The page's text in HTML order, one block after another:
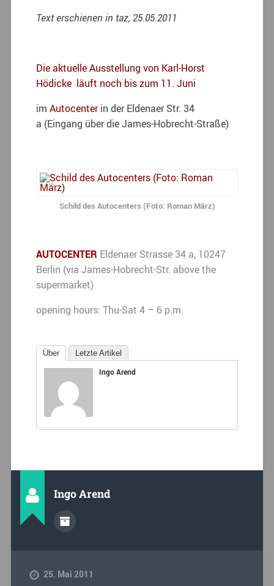
Text erschienen in taz, 25.05.2011
Die aktuelle Ausstellung von Karl-Horst
Hödicke läuft noch bis zum 11. Juni
imAutocenterin der Eldenaer Str. 34
a (Eingang über die James-Hobrecht-Straße)
Schild des Autocenters (Foto: Roman März)
AUTOCENTER Eldenaer Strasse 34 a, 10247
Berlin (via James-Hobrecht-Str. above the
supermarket)
opening hours: Thu-Sat 4 – 6 p.m.
Über Letzte Artikel
Ingo Arend
Ingo Arend
25. Mai 2011